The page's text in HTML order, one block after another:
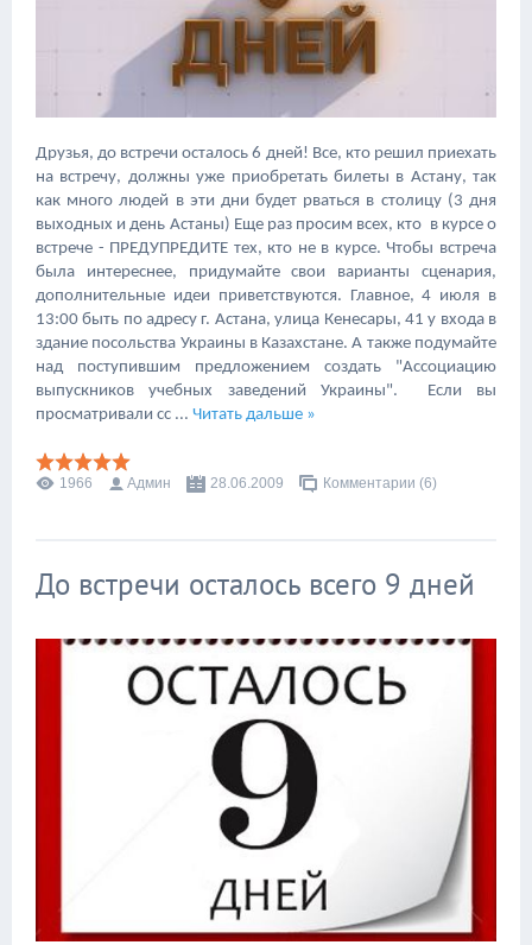
Друзья, до встречи осталось 6 дней! Все, кто решил приехать
на встречу, должны уже приобретать билеты в Астану, так
как много людей в эти дни будет рваться в столицу (3 дня
выходных и день Астаны) Еще раз просим всех, кто в курсе о
встрече - ПРЕДУПРЕДИТЕ тех, кто не в курсе. Чтобы встреча
была интереснее, придумайте свои варианты сценария,
дополнительные идеи приветствуются. Главное, 4 июля в
13:00 быть по адресу г. Астана, улица Кенесары, 41 у входа в
здание посольства Украины в Казахстане. А также подумайте
над поступившим предложением создать "Ассоциацию
выпускников учебных заведений Украины". Если вы
просматривали сс ... Читать дальше »
1966 Админ 28.06.2009 Комментарии (6)
До встречи осталось всего 9 дней